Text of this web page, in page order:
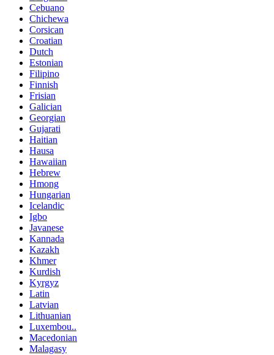
Cebuano
Chichewa
Corsican
Croatian
Dutch
Estonian
Filipino
Finnish
Frisian
Galician
Georgian
Gujarati
Haitian
Hausa
Hawaiian
Hebrew
Hmong
Hungarian
Icelandic
Igbo
Javanese
Kannada
Kazakh
Khmer
Kurdish
Kyrgyz
Latin
Latvian
Lithuanian
Luxembou..
Macedonian
Malagasy